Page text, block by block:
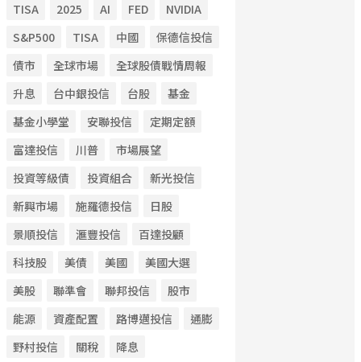
TISA 2025 AI FED
NVIDIA
S&P500
TISA 中國
保德信投信
債市
全球市場
全球股債戰情周報
升息
台中銀投信 台股
基金
基金小學堂
安聯投信
定期定額
富達投信
川普
市場展望
投資等級債
投資組合
新光投信
新興市場
施羅德投信
日股
景順投信
滙豐投信
百達投顧
科技股
美債 美國
美國大選
美股
聯準會 聯邦投信
股市
能源
資產配置 路博邁投信
通膨
野村投信
關稅 降息